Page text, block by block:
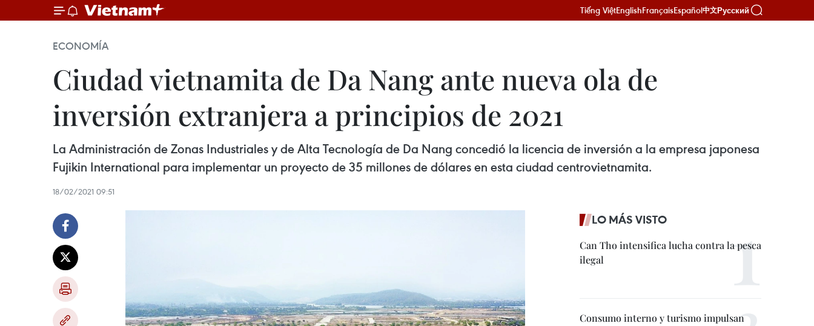
Tiếng ViệtEnglishFrançaisEspañol中文Русский
ECONOMÍA
Ciudad vietnamita de Da Nang ante nueva ola de
inversión extranjera a principios de 2021
La Administración de Zonas Industriales y de Alta Tecnología de Da Nang concedió la licencia de inversión a la empresa japonesa
Fujikin International para implementar un proyecto de 35 millones de dólares en esta ciudad centrovietnamita.
18/02/2021 09:51
LO MÁS VISTO
Can Tho intensifica lucha contra la pesca
ilegal
Consumo interno y turismo impulsan